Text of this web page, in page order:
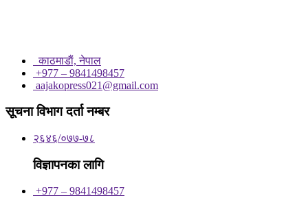
काठमाडाैं, नेपाल
+977 – 9841498457
aajakopress021@gmail.com
सूचना विभाग दर्ता नम्बर
२६४६/०७७-७८
विज्ञापनका लागि
+977 – 9841498457